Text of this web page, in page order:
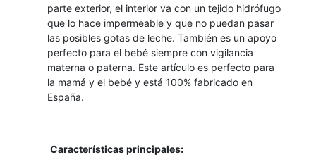
parte exterior, el interior va con un tejido hidrófugo
que lo hace impermeable y que no puedan pasar
las posibles gotas de leche. También es un apoyo
perfecto para el bebé siempre con vigilancia
materna o paterna. Este artículo es perfecto para
la mamá y el bebé y está 100% fabricado en
España.
Características principales: